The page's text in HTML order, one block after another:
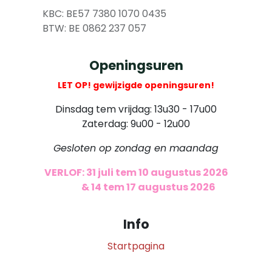
KBC: BE57 7380 1070 0435
​ BTW: BE 0862 237 057
Openingsuren
LET OP! gewijzigde openingsuren!
Dinsdag tem vrijdag: 13u30 - 17u00
Zaterdag: 9u00 - 12u00
Gesloten op zondag en maandag
VERLOF: 31 juli tem 10 augustus 2026
& 14 tem 17 augustus 2026
Info
Startpagina